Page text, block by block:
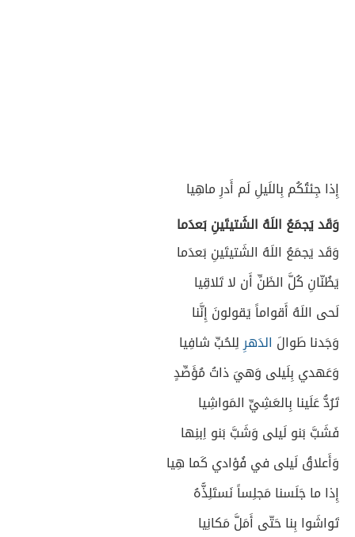
إِذا جِئتُكُم بِاللَيلِ لَم أَدرِ ماهِيا
وَقَد يَجمَعُ اللَهُ الشَتيتَينِ بَعدَما
وَقَد يَجمَعُ اللَهُ الشَتيتَينِ بَعدَما
يَظُنّانِ كُلَّ الظَنِّ أَن لا تَلاقِيا
لَحى اللَهُ أَقواماً يَقولونَ إِنَّنا
وَجَدنا طَوالَ الدَهرِلِلحُبِّ شافِيا
وَعَهدي بِلَيلى وَهيَ ذاتُ مُؤَصِّدٍ
تَرُدُّ عَلَينا بِالعَشِيِّ المَواشِيا
فَشَبَّ بَنو لَيلى وَشَبَّ بَنو اِبنِها
وَأَعلاقُ لَيلى في فُؤادي كَما هِيا
إِذا ما جَلَسنا مَجلِساً نَستَلِذُّهُ
تَواشَوا بِنا حَتّى أَمَلَّ مَكانِيا